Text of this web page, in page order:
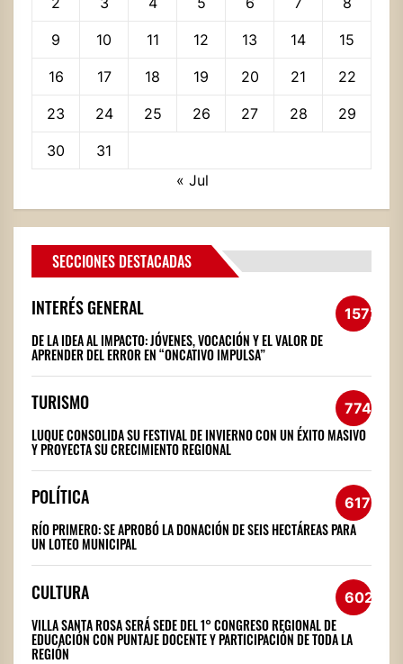
9 10 11 12 13 14 15
16 17 18 19 20 21 22
23 24 25 26 27 28 29
30
31
« Jul
SECCIONES DESTACADAS
INTERÉS GENERAL 1572
DE LA IDEA AL IMPACTO: JÓVENES, VOCACIÓN Y EL VALOR DE
APRENDER DEL ERROR EN “ONCATIVO IMPULSA”
TURISMO 774
LUQUE CONSOLIDA SU FESTIVAL DE INVIERNO CON UN ÉXITO MASIVO
Y PROYECTA SU CRECIMIENTO REGIONAL
POLÍTICA 617
RÍO PRIMERO: SE APROBÓ LA DONACIÓN DE SEIS HECTÁREAS PARA
UN LOTEO MUNICIPAL
CULTURA 602
VILLA SANTA ROSA SERÁ SEDE DEL 1° CONGRESO REGIONAL DE
EDUCACIÓN CON PUNTAJE DOCENTE Y PARTICIPACIÓN DE TODA LA
REGIÓN